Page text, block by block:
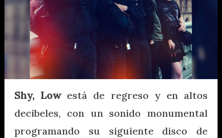
Shy, Lowestá de regreso y en altos
decibeles, con un sonido monumental
programando su siguiente disco de